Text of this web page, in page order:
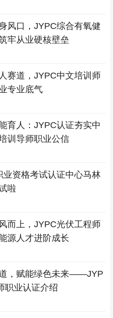
风口，JYPC综合有氧健
牢从业硬核壁垒
赛道，JYPC中文培训师
专业底气
育人：JYPC认证夯实中
训导师职业公信
业资格考试认证中心马林
啦
而上，JYPC光伏工程师
源人才进阶成长
，赋能绿色未来——JYP
职业认证介绍